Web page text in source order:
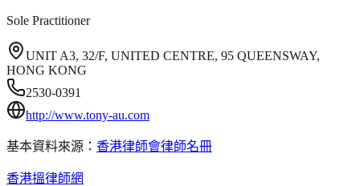
Sole Practitioner
UNIT A3, 32/F, UNITED CENTRE, 95 QUEENSWAY,
HONG KONG
2530-0391
http://www.tony-au.com
基本資料來源： 香港律師會律師名冊
香港搵律師網